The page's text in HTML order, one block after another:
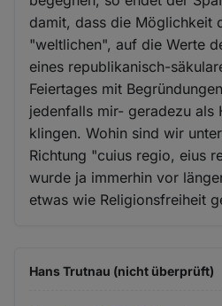
damit, dass die Möglichkeit
"weltlichen", auf die Werte
eines republikanisch-
Feiertages mit
jedenfalls mir- geradezu als
klingen. Wohin sind wir
Richtung "cuius regio, eius
wurde ja immerhin vor
etwas wie Religionsfreiheit
Hans Trutnau (nicht überprüft)